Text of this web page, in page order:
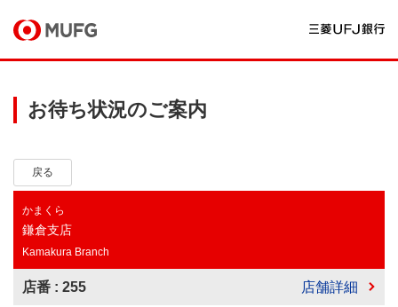
お待ち状況のご案内
戻る
かまくら
鎌倉支店
Kamakura Branch
店番 : 255 店舗詳細